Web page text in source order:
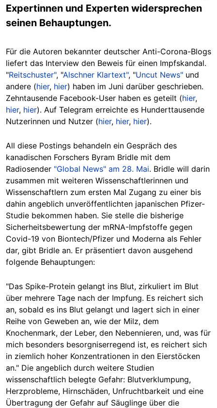
Expertinnen und Experten widersprechen
seinen Behauptungen.
Für die Autoren bekannter deutscher Anti-Corona-Blogs
liefert das Interview den Beweis für einen Impfskandal.
"Reitschuster", "Alschner Klartext", "Uncut News" und
andere (hier, hier) haben im Juni darüber geschrieben.
Zehntausende Facebook-User haben es geteilt (hier,
hier, hier). Auf Telegram erreichte es Hunderttausende
Nutzerinnen und Nutzer (hier, hier, hier).
All diese Postings behandeln ein Gespräch des
kanadischen Forschers Byram Bridle mit dem
Radiosender "Global News" am 28. Mai. Bridle will darin
zusammen mit weiteren Wissenschaftlerinnen und
Wissenschaftlern zum ersten Mal Zugang zu einer bis
dahin angeblich unveröffentlichten japanischen Pfizer-
Studie bekommen haben. Sie stelle die bisherige
Sicherheitsbewertung der mRNA-Impfstoffe gegen
Covid-19 von Biontech/Pfizer und Moderna als Fehler
dar, gibt Bridle an. Er präsentiert davon ausgehend
folgende Behauptungen:
"Das Spike-Protein gelangt ins Blut, zirkuliert im Blut
über mehrere Tage nach der Impfung. Es reichert sich
an, sobald es ins Blut gelangt und lagert sich in einer
Reihe von Geweben an, wie der Milz, dem
Knochenmark, der Leber, den Nebennieren, und, was für
mich besonders besorgniserregend ist, es reichert sich
in ziemlich hoher Konzentrationen in den Eierstöcken
an." Die angeblich durch weitere Studien
wissenschaftlich belegte Gefahr: Blutverklumpung,
Herzprobleme, Hirnschäden, Unfruchtbarkeit und eine
Übertragung der Gefahr auf Säuglinge über die